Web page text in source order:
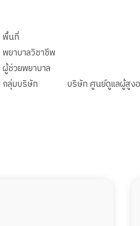
พื้นที่
พยาบาลวิชาชีพ
ผู้ช่วยพยาบาล
กลุ่มบริษัท
บริษัท ศูนย์ดูแลผู้สูง